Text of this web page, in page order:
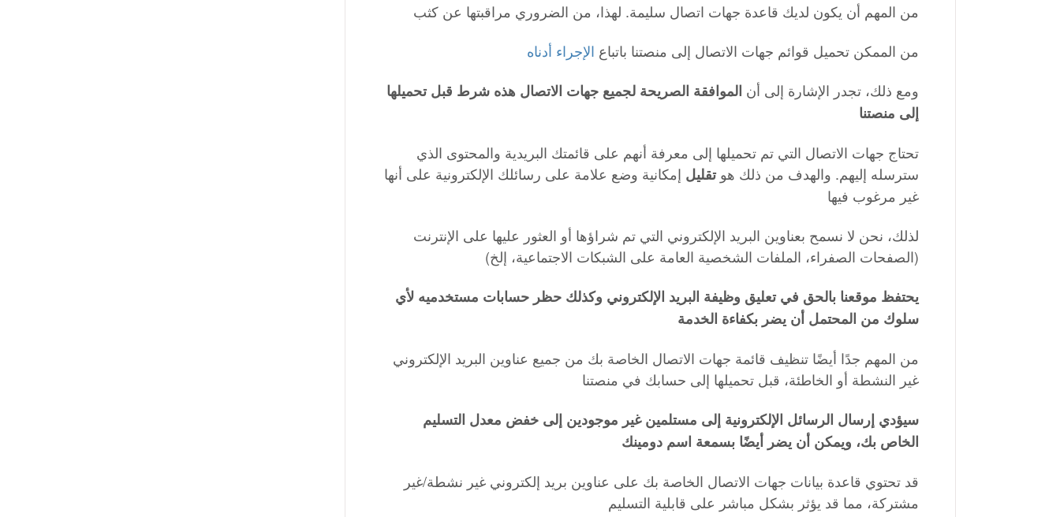
من المهم أن يكون لديك قاعدة جهات اتصال سليمة. لهذا، من الضروري مراقبتها عن كثب
من الممكن تحميل قوائم جهات الاتصال إلى منصتنا باتباع الإجراء أدناه
ومع ذلك، تجدر الإشارة إلى أن الموافقة الصريحة لجميع جهات الاتصال هذه شرط قبل تحميلها
إلى منصتنا
تحتاج جهات الاتصال التي تم تحميلها إلى معرفة أنهم على قائمتك البريدية والمحتوى الذي
سترسله إليهم. والهدف من ذلك هوتقليل إمكانية وضع علامة على رسائلك الإلكترونية على أنها
غير مرغوب فيها
لذلك، نحن لا نسمح بعناوين البريد الإلكتروني التي تم شراؤها أو العثور عليها على الإنترنت
(الصفحات الصفراء، الملفات الشخصية العامة على الشبكات الاجتماعية، إلخ)
يحتفظ موقعنا بالحق في تعليق وظيفة البريد الإلكتروني وكذلك حظر حسابات مستخدميه لأي
سلوك من المحتمل أن يضر بكفاءة الخدمة
من المهم جدًا أيضًا تنظيف قائمة جهات الاتصال الخاصة بك من جميع عناوين البريد الإلكتروني
غير النشطة أو الخاطئة، قبل تحميلها إلى حسابك في منصتنا
سيؤدي إرسال الرسائل الإلكترونية إلى مستلمين غير موجودين إلى خفض معدل التسليم
الخاص بك، ويمكن أن يضر أيضًا بسمعة اسم دومينك
قد تحتوي قاعدة بيانات جهات الاتصال الخاصة بك على عناوين بريد إلكتروني غير نشطة/غير
مشتركة، مما قد يؤثر بشكل مباشر على قابلية التسليم